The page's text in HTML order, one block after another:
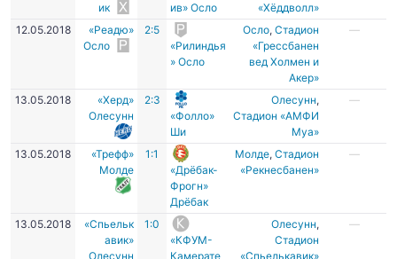
ик
ив» Осло
«Хёддволл»
12.05.2018
«Реадю»
Осло
2:5
«Рилиндья
» Осло
Осло,Стадион
«Грессбанен
вед Холмен и
Акер»
—
13.05.2018
«Херд»
Олесунн
2:3
«Фолло»
Ши
Олесунн,
Стадион «АМФИ
Муа»
—
13.05.2018
«Трефф»
Молде
1:1
«Дрёбак-
Фрогн»
Дрёбак
Молде,Стадион
«Рекнесбанен»
—
13.05.2018
«Спьельк
авик»
Олесунн
1:0
«КФУМ-
Камерате
Олесунн,
Стадион
«Спьелькавик»
—